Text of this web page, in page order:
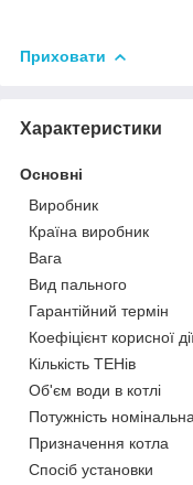
Приховати
Характеристики
Основні
Виробник
Країна виробник
Вага
Вид пального
Гарантійний термін
Коефіцієнт корисної
Кількість ТЕНів
Об'єм води в котлі
Потужність номінальна
Призначення котла
Спосіб установки